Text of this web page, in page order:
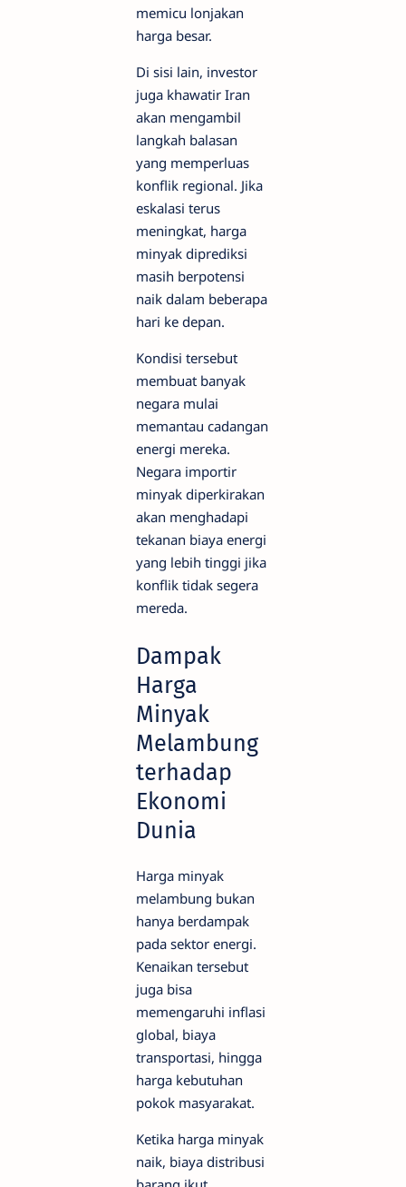
memicu lonjakan
harga besar.
Di sisi lain, investor
juga khawatir Iran
akan mengambil
langkah balasan
yang memperluas
konflik regional. Jika
eskalasi terus
meningkat, harga
minyak diprediksi
masih berpotensi
naik dalam beberapa
hari ke depan.
Kondisi tersebut
membuat banyak
negara mulai
memantau cadangan
energi mereka.
Negara importir
minyak diperkirakan
akan menghadapi
tekanan biaya energi
yang lebih tinggi jika
konflik tidak segera
mereda.
Dampak
Harga
Minyak
Melambung
terhadap
Ekonomi
Dunia
Harga minyak
melambung bukan
hanya berdampak
pada sektor energi.
Kenaikan tersebut
juga bisa
memengaruhi inflasi
global, biaya
transportasi, hingga
harga kebutuhan
pokok masyarakat.
Ketika harga minyak
naik, biaya distribusi